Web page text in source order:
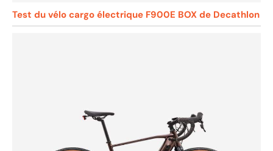
Test du vélo cargo électrique F900E BOX de Decathlon